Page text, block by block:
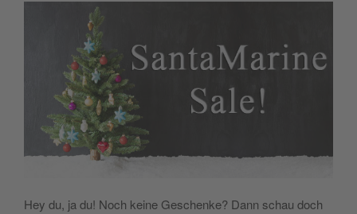
Hey du, ja du! Noch keine Geschenke? Dann schau doch